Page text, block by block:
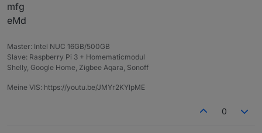
Anleitung V2 (ZigStar Multitool)
Zigbee Modul flashen oder NVRAM löschen
Multitool
Für Windows
ZigStarGW-MT-x64.exe.zip
mfg
eMd
Master: Intel NUC 16GB/500GB
Slave: Raspberry Pi 3 + Homematicmodul
Shelly, Google Home, Zigbee Aqara, Sonoff
Meine VIS: https://youtu.be/JMYr2KYlpME
0